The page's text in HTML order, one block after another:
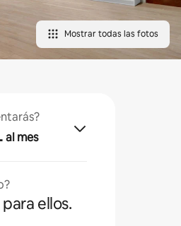
Mostrar todas las fotos
al mes
ellos.